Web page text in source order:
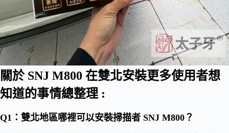
關於 SNJ M800 在雙北安裝更多使用者想
知道的事情總整理 :
Q1：雙北地區哪裡可以安裝掃描者 SNJ M800？